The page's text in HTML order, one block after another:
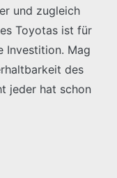
und zugleich
Toyotas ist für
Investition. Mag
des
jeder hat schon